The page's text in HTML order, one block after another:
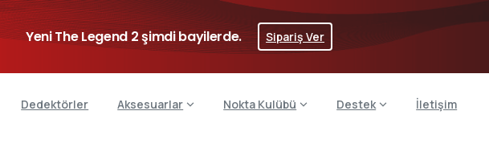
Yeni The Legend 2 şimdi bayilerde. Sipariş Ver
Dedektörler Aksesuarlar Nokta Kulübü Destek İletişim